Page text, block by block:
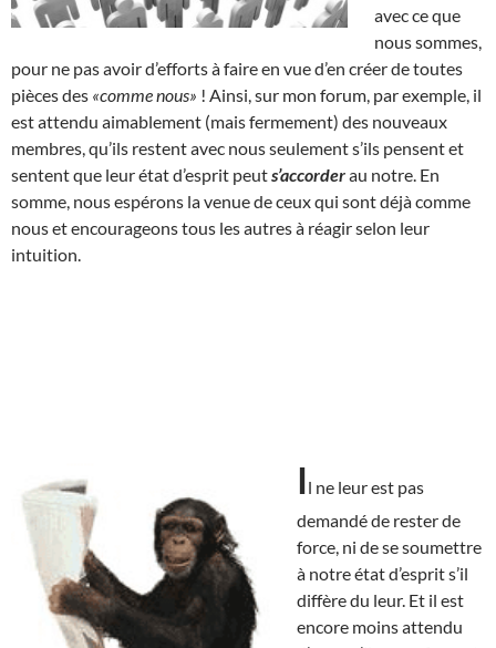
avec ce que
nous sommes,
pour ne pas avoir d’efforts à faire en vue d’en créer de toutes
pièces des «comme nous» ! Ainsi, sur mon forum, par exemple, il
est attendu aimablement (mais fermement) des nouveaux
membres, qu’ils restent avec nous seulement s’ils pensent et
sentent que leur état d’esprit peuts’accorderau notre. En
somme, nous espérons la venue de ceux qui sont déjà comme
nous et encourageons tous les autres à réagir selon leur
intuition.
Il ne leur est pas
demandé de rester de
force, ni de se soumettre
à notre état d’esprit s’il
diffère du leur. Et il est
encore moins attendu